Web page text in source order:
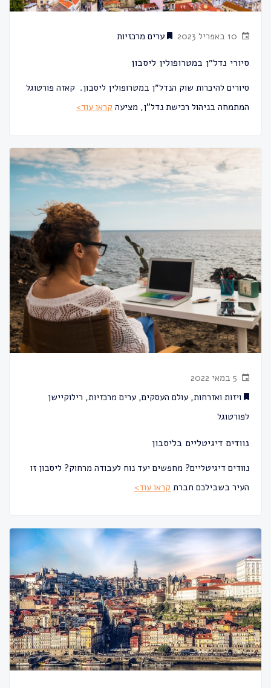
ערים מרכזיות
סיורי נדל״ן במטרופולין ליסבון
סיורים להיכרות שוק הנדל״ן במטרופולין ליסבון. קאזה פורטוגל
המתמחה בניהול רכישת נדל"ן, מציעה קראו עוד>
ויזות ואזרחות, עולם העסקים, ערים מרכזיות, רילוקיישן
לפורטוגל
נוודים דיגיטליים בליסבון
נוודים דיגיטליים? מחפשים יעד נוח לעבודה מרחוק? ליסבון זו
העיר בשבילכם חברת קראו עוד>